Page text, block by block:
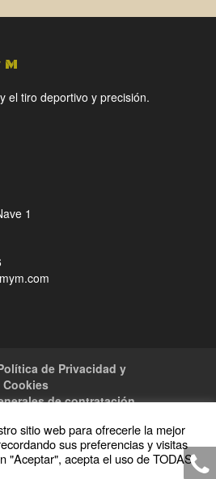
el tiro deportivo y precisión.
1
de Privacidad y
Cookies
de contratación
sitio web para ofrecerle la mejor
sus preferencias y visitas
"Aceptar", acepta el uso de TODAS